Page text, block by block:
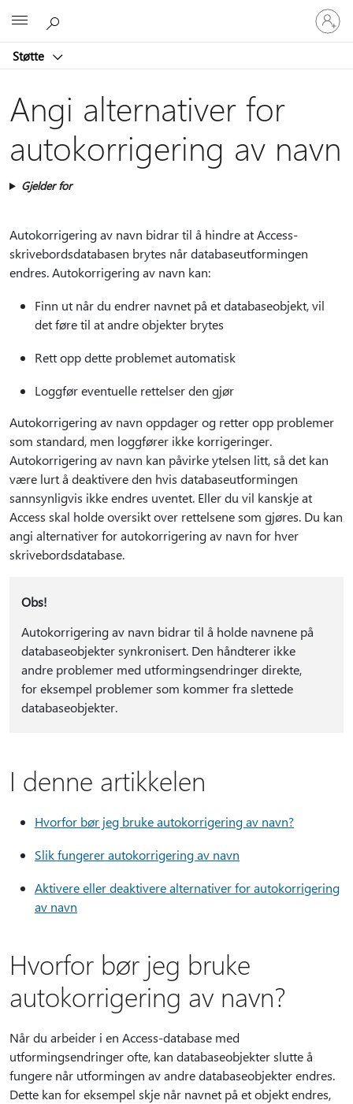
Støtte
Logg
på
kontoen
Angi alternativer for
autokorrigering av navn
Gjelder for
Autokorrigering av navn bidrar til å hindre at Access-
skrivebordsdatabasen brytes når databaseutformingen
endres. Autokorrigering av navn kan:
Finn ut når du endrer navnet på et databaseobjekt, vil
det føre til at andre objekter brytes
Rett opp dette problemet automatisk
Loggfør eventuelle rettelser den gjør
Autokorrigering av navn oppdager og retter opp problemer
som standard, men loggfører ikke korrigeringer.
Autokorrigering av navn kan påvirke ytelsen litt, så det kan
være lurt å deaktivere den hvis databaseutformingen
sannsynligvis ikke endres uventet. Eller du vil kanskje at
Access skal holde oversikt over rettelsene som gjøres. Du kan
angi alternativer for autokorrigering av navn for hver
skrivebordsdatabase.
Obs!
Autokorrigering av navn bidrar til å holde navnene på
databaseobjekter synkronisert. Den håndterer ikke
andre problemer med utformingsendringer direkte,
for eksempel problemer som kommer fra slettede
databaseobjekter.
I denne artikkelen
Hvorfor bør jeg bruke autokorrigering av navn?
Slik fungerer autokorrigering av navn
Aktivere eller deaktivere alternativer for autokorrigering
av navn
Hvorfor bør jeg bruke
autokorrigering av navn?
Når du arbeider i en Access-database med
utformingsendringer ofte, kan databaseobjekter slutte å
fungere når utformingen av andre databaseobjekter endres.
Dette kan for eksempel skje når navnet på et objekt endres,